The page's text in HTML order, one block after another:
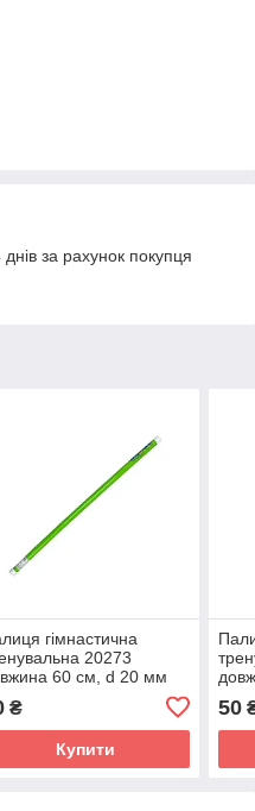
за рахунок покупця
гімнастична
20273
60 см, d 20 мм
₴
Купити
50